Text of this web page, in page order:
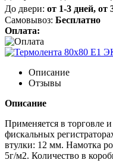
До двери: от 1-3 дней, от
Самовывоз: Бесплатно
Оплата:
Описание
Отзывы
Описание
Применяется в торговле
фискальных
втулки: 12 мм. Намотка
5г/м2. Количество в